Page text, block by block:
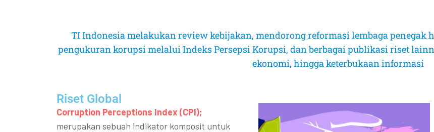
TI Indonesia melakukan review kebijakan, mendorong reformasi lembaga penegak
pengukuran korupsi melalui Indeks Persepsi Korupsi, dan berbagai publikasi riset
ekonomi, hingga keterbukaan informasi
Riset Global​
Corruption Perceptions Index (CPI);
merupakan sebuah indikator komposit untuk